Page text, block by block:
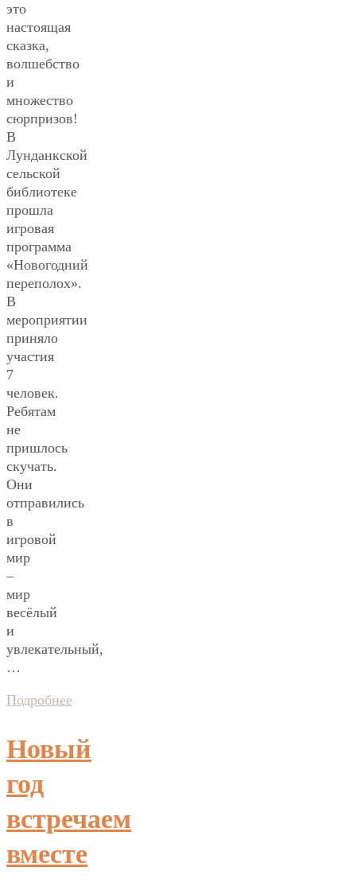
это
настоящая
сказка,
волшебство
и
множество
сюрпризов!
В
Лунданкской
сельской
библиотеке
прошла
игровая
программа
«Новогодний
переполох».
В
мероприятии
приняло
участия
7
человек.
Ребятам
не
пришлось
скучать.
Они
отправились
в
игровой
мир
–
мир
весёлый
и
увлекательный,
…
Подробнее
Новый
год
встречаем
вместе